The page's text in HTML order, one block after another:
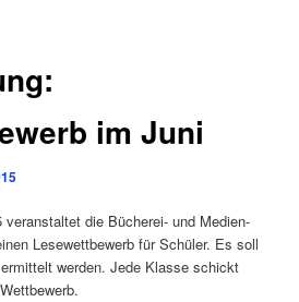
im Juni
die Bücherei- und Medien-
Lesewettbewerb für Schüler. Es soll
werden. Jede Klasse schickt